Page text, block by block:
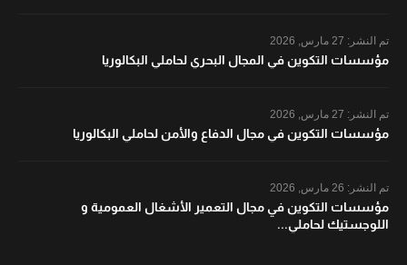
تم النشر:
مؤسسات التكوين في المجال البحري لحاملي البكالوريا
تم النشر:
مؤسسات التكوين في مجال الدفاع والأمن لحاملي البكالوريا
تم النشر:
مؤسسات التكوين في مجال التعمير الأشغال العمومية و
اللوجستيك لحاملي...